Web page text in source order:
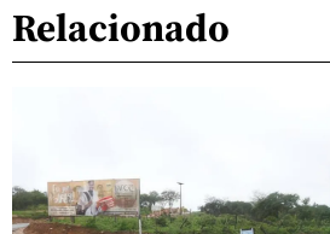
Relacionado